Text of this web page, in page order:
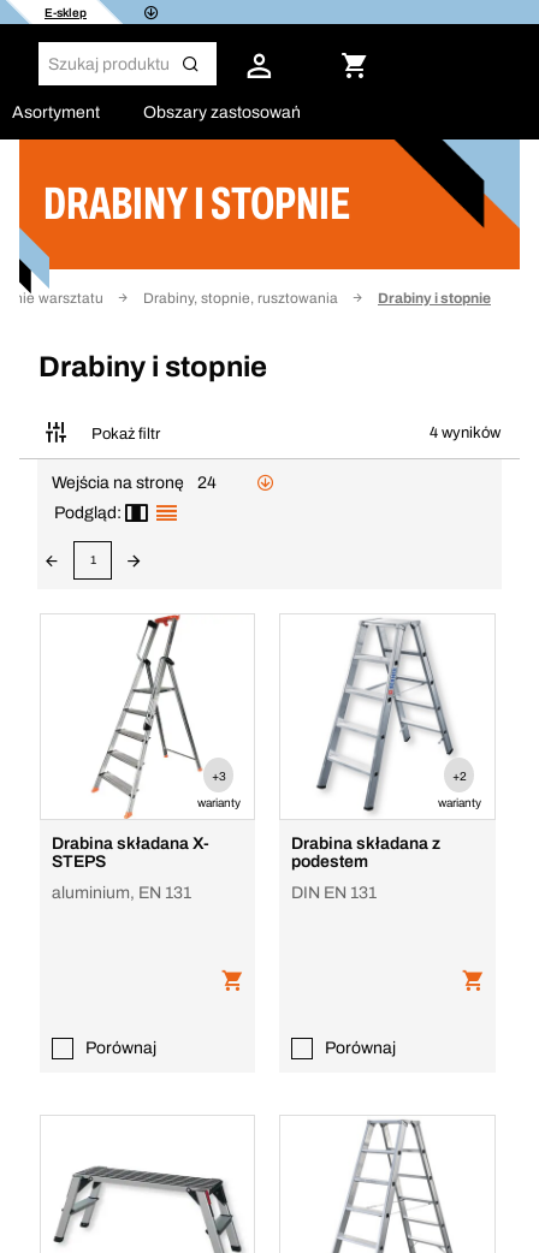
E-sklep
Asortyment Obszary zastosowań
DRABINY I STOPNIE
warsztatu Drabiny, stopnie, rusztowania Drabiny i stopnie
Drabiny i stopnie
Pokaż filtr 4 wyników
Filtruj
Wejścia na stronę
24
Podgląd:
1
+3
warianty
Drabina składana X-
STEPS
aluminium, EN 131
Porównaj
+2
warianty
Drabina składana z
podestem
DIN EN 131
Porównaj